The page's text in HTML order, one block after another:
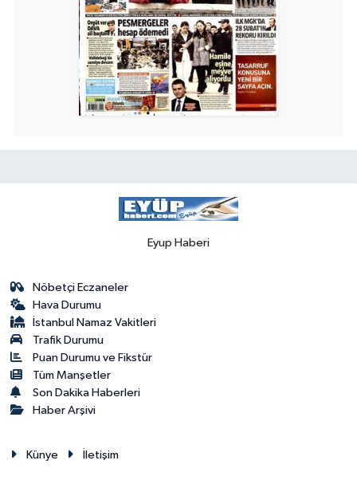
Eyup Haberi
Nöbetçi Eczaneler
Hava Durumu
İstanbul Namaz Vakitleri
Trafik Durumu
Puan Durumu ve Fikstür
Tüm Manşetler
Son Dakika Haberleri
Haber Arşivi
Künye İletişim